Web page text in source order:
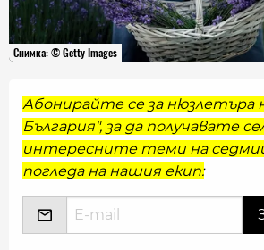
Снимка: © Getty Images
Абонирайте се за нюзлетъра
България", за да получавате
интересните теми на
погледа на нашия екип: